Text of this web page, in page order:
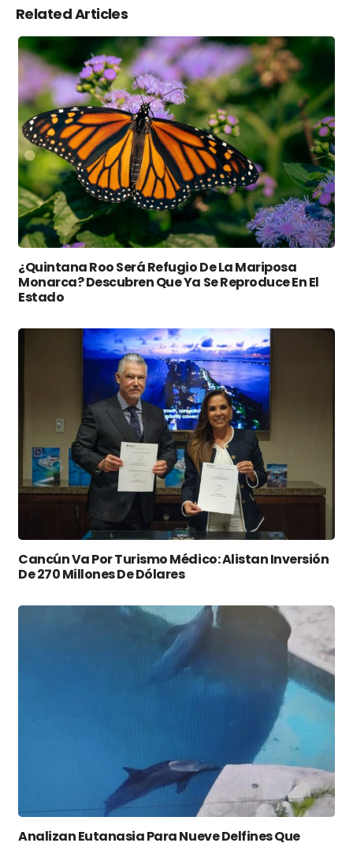
Related Articles
¿Quintana Roo Será Refugio De La Mariposa
Monarca? Descubren Que Ya Se Reproduce En El
Estado
Cancún Va Por Turismo Médico: Alistan Inversión
De 270 Millones De Dólares
Analizan Eutanasia Para Nueve Delfines Que